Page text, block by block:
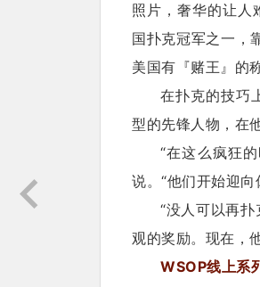
照片，奢华的让人
国扑克冠军之一，
美国有『赌王』的
在扑克的技巧
型的先锋人物，在
“在这么疯狂
说。“他们开始迎
“没人可以再
观的奖励。现在，
WSOP线上系